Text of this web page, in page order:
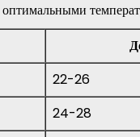
22-26
24-28